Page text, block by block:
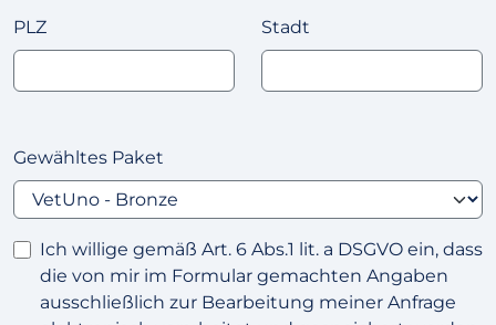
PLZ Stadt
Gewähltes Paket
Ich willige gemäß Art. 6 Abs.1 lit. a DSGVO ein, dass
die von mir im Formular gemachten Angaben
ausschließlich zur Bearbeitung meiner Anfrage